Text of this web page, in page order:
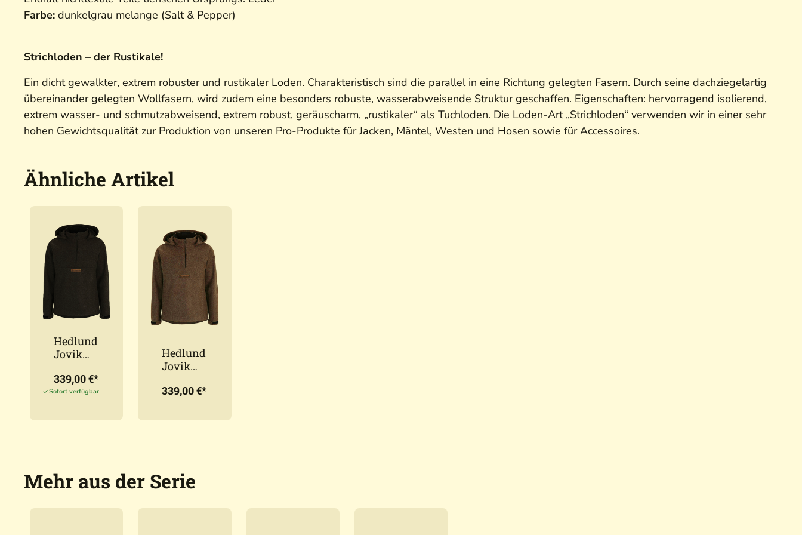
Farbe: dunkelgrau melange (Salt & Pepper)
Strichloden – der Rustikale!
Ein dicht gewalkter, extrem robuster und rustikaler Loden. Charakteristisch sind die parallel in eine Richtung gelegten Fasern. Durch seine dachziegelartig
übereinander gelegten Wollfasern, wird zudem eine besonders robuste, wasserabweisende Struktur geschaffen. Eigenschaften: hervorragend isolierend,
extrem wasser- und schmutzabweisend, extrem robust, geräuscharm, „rustikaler“ als Tuchloden. Die Loden-Art „Strichloden“ verwenden wir in einer sehr
hohen Gewichtsqualität zur Produktion von unseren Pro-Produkte für Jacken, Mäntel, Westen und Hosen sowie für Accessoires.
Ähnliche Artikel
Hedlund
Jovik
Loden
Hoodie
339,00 €*
Sofort verfügbar
Hedlund
Jovik
Loden
339,00 €*
Mehr aus der Serie